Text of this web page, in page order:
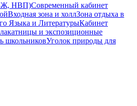
НВП)Современный кабинет
Входная зона и холлЗона отдыха в
Языка и ЛитературыКабинет
и экспозиционные
школьниковУголок природы для